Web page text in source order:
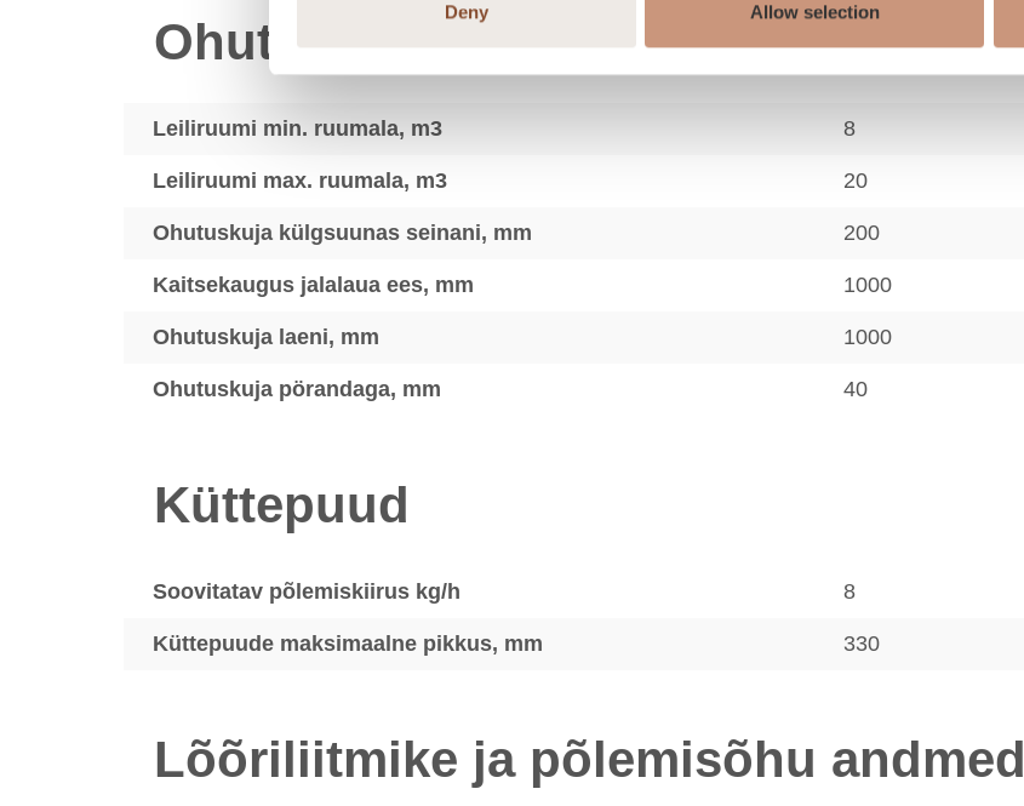
Deny Allow selection
Ohutud kaugused
Leiliruumi min. ruumala, m3 8
Leiliruumi max. ruumala, m3 20
Ohutuskuja külgsuunas seinani, mm 200
Kaitsekaugus jalalaua ees, mm 1000
Ohutuskuja laeni, mm 1000
Ohutuskuja pörandaga, mm 40
Küttepuud
Soovitatav põlemiskiirus kg/h 8
Küttepuude maksimaalne pikkus, mm 330
Lõõriliitmike ja põlemisõhu andmed